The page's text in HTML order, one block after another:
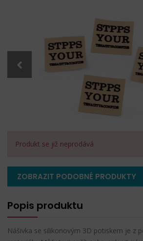
Produkt se již neprodává
ZOBRAZIT PODOBNÉ PRODUKTY
Popis produktu
Nášivka se silikonovým 3D potiskem je z